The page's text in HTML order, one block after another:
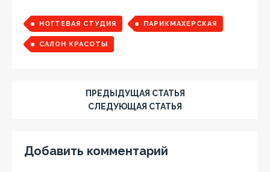
НОГТЕВАЯ СТУДИЯ ПАРИКМАХЕРСКАЯ
САЛОН КРАСОТЫ
ПРЕДЫДУЩАЯ СТАТЬЯ
СЛЕДУЮЩАЯ СТАТЬЯ
Добавить комментарий